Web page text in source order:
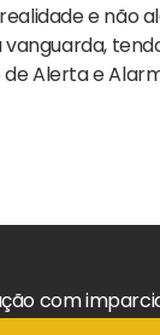
e não
vanguarda,
Alerta e
com